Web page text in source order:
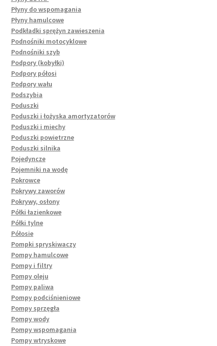
Płyny do wspomagania
Płyny hamulcowe
Podkładki sprężyn zawieszenia
Podnośniki motocyklowe
Podnośniki szyb
Podpory (kobyłki)
Podpory półosi
Podpory wału
Podszybia
Poduszki
Poduszki i łożyska amortyzatorów
Poduszki i miechy
Poduszki powietrzne
Poduszki silnika
Pojedyncze
Pojemniki na wodę
Pokrowce
Pokrywy zaworów
Pokrywy, osłony
Półki łazienkowe
Półki tylne
Półosie
Pompki spryskiwaczy
Pompy hamulcowe
Pompy i filtry
Pompy oleju
Pompy paliwa
Pompy podciśnieniowe
Pompy sprzęgła
Pompy wody
Pompy wspomagania
Pompy wtryskowe